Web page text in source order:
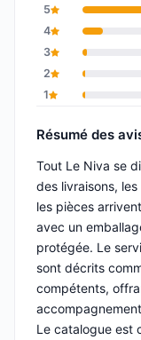
5
4
3
2
1
Résumé des
Tout Le Niva se
des livraisons,
les pièces
avec un
protégée. Le
sont décrits
compétents,
Le catalogue est